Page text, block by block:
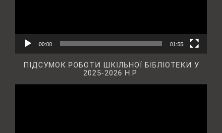
00:00 01:55
ПІДСУМОК РОБОТИ ШКІЛЬНОЇ БІБЛІОТЕКИ У
2025-2026 Н.Р.